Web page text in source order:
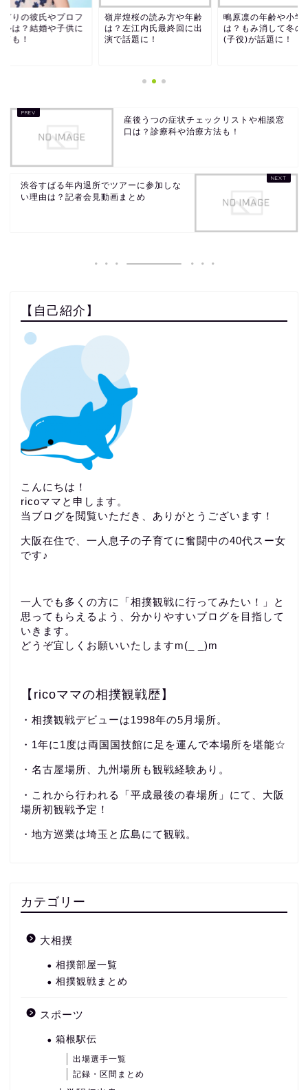
どりの彼氏やプロフ
ルは？結婚や子供に
も！
嶺岸煌桜の読み方や年齢
は？左江内氏最終回に出
演で話題に！
鴫原凛の年齢や小学
は？もみ消して冬の
(子役)が話題に！
産後うつの症状チェックリストや相談窓
口は？診療科や治療方法も！
渋谷すばる年内退所でツアーに参加しな
い理由は？記者会見動画まとめ
【自己紹介】
こんにちは！
ricoママと申します。
当ブログを閲覧いただき、ありがとうございます！
大阪在住で、一人息子の子育てに奮闘中の40代スー女
です♪
一人でも多くの方に「相撲観戦に行ってみたい！」と
思ってもらえるよう、分かりやすいブログを目指して
いきます。
どうぞ宜しくお願いいたしますm(_ _)m
【ricoママの相撲観戦歴】
・相撲観戦デビューは1998年の5月場所。
・1年に1度は両国国技館に足を運んで本場所を堪能☆
・名古屋場所、九州場所も観戦経験あり。
・これから行われる「平成最後の春場所」にて、大阪
場所初観戦予定！
・地方巡業は埼玉と広島にて観戦。
カテゴリー
大相撲
相撲部屋一覧
相撲観戦まとめ
スポーツ
箱根駅伝
出場選手一覧
記録・区間まとめ